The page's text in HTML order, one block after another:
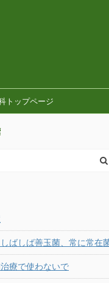
トップページ
ばしば善玉菌、常に常在
療で使わないで